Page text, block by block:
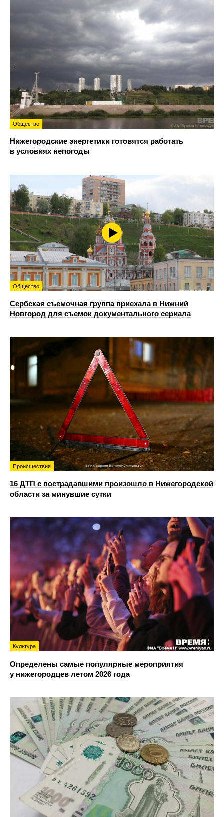
Общество
Нижегородские энергетики готовятся работать
в условиях непогоды
Общество
Сербская съемочная группа приехала в Нижний
Новгород для съемок документального сериала
Происшествия
16 ДТП с пострадавшими произошло в Нижегородской
области за минувшие сутки
Культура
Определены самые популярные мероприятия
у нижегородцев летом 2026 года